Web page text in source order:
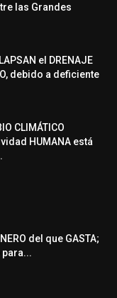
las Grandes
el DRENAJE
debido a deficiente
CLIMÁTICO
HUMANA está
del que GASTA;
para...